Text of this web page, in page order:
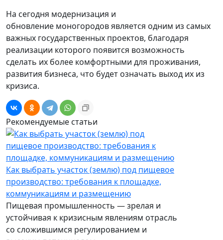
На сегодня модернизация и
обновление моногородов является одним из самых
важных государственных проектов, благодаря
реализации которого появится возможность
сделать их более комфортными для проживания,
развития бизнеса, что будет означать выход их из
кризиса.
Рекомендуемые статьи
Как выбрать участок (землю) под пищевое
производство: требования к площадке,
коммуникациям и размещению
Пищевая промышленность — зрелая и
устойчивая к кризисным явлениям отрасль
со сложившимся регулированием и